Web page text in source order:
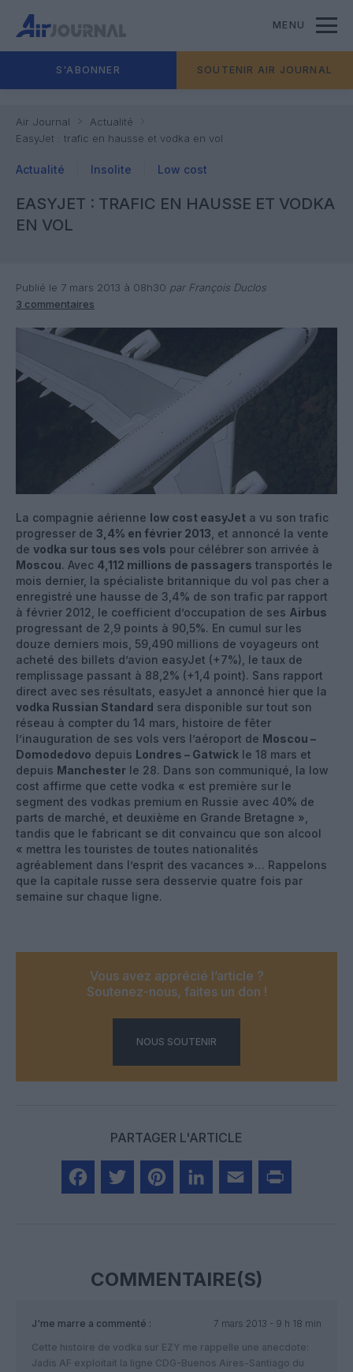
MENU
S'ABONNER SOUTENIR AIR JOURNAL
Air Journal
Actualité
EasyJet : trafic en hausse et vodka en vol
Actualité Insolite Low cost
EASYJET : TRAFIC EN HAUSSE ET VODKA
EN VOL
Publié le 7 mars 2013 à 08h30 par François Duclos
3 commentaires
La compagnie aérienne low cost easyJet a vu son trafic
progresser de 3,4% en février 2013 , et annoncé la vente
de vodka sur tous ses vols pour célébrer son arrivée à
Moscou. Avec 4,112 millions de passagers transportés le
mois dernier, la spécialiste britannique du vol pas cher a
enregistré une hausse de 3,4% de son trafic par rapport
à février 2012, le coefficient d’occupation de ses Airbus
progressant de 2,9 points à 90,5%. En cumul sur les
douze derniers mois, 59,490 millions de voyageurs ont
acheté des billets d’avion easyJet (+7%), le taux de
remplissage passant à 88,2% (+1,4 point). Sans rapport
direct avec ses résultats, easyJet a annoncé hier que la
vodka Russian Standard sera disponible sur tout son
réseau à compter du 14 mars, histoire de fêter
l’inauguration de ses vols vers l’aéroport de Moscou –
Domodedovo depuis Londres – Gatwick le 18 mars et
depuis Manchester le 28. Dans son communiqué, la low
cost affirme que cette vodka « est première sur le
segment des vodkas premium en Russie avec 40% de
parts de marché, et deuxième en Grande Bretagne »,
tandis que le fabricant se dit convaincu que son alcool
« mettra les touristes de toutes nationalités
agréablement dans l’esprit des vacances »… Rappelons
que la capitale russe sera desservie quatre fois par
semaine sur chaque ligne.
Vous avez apprécié l’article ?
Soutenez-nous, faites un don !
NOUS SOUTENIR
PARTAGER L'ARTICLE
COMMENTAIRE(S)
J'me marre a commenté :
7 mars 2013 - 9 h 18 min
Cette histoire de vodka sur EZY me rappelle une anecdote:
Jadis AF exploitait la ligne CDG-Buenos Aires-Santiago du